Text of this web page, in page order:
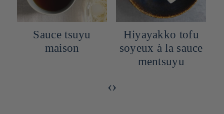
Sauce tsuyu
maison
Hiyayakko tofu
soyeux à la sauce
mentsuyu
‹›